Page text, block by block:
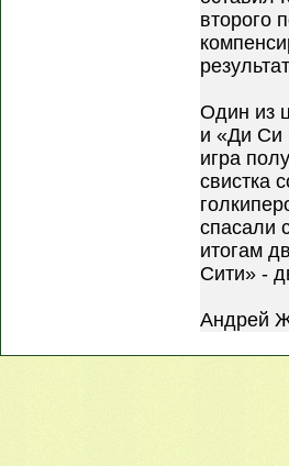
второго
Один из
и «Ди Си
игра
свистка
спасали
итогам
Сити» -
Андрей